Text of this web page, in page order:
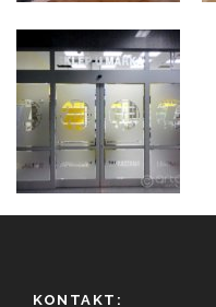
KONTAKT: